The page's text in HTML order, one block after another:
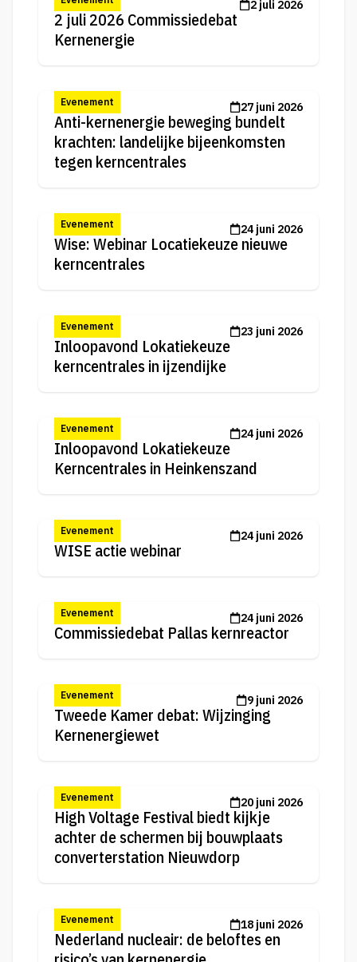
2 juli 2026
2 juli 2026 Commissiedebat
Kernenergie
Evenement 27 juni 2026
Anti-kernenergie beweging bundelt
krachten: landelijke bijeenkomsten
tegen kerncentrales
Evenement 24 juni 2026
Wise: Webinar Locatiekeuze nieuwe
kerncentrales
Evenement 23 juni 2026
Inloopavond Lokatiekeuze
kerncentrales in ijzendijke
Evenement 24 juni 2026
Inloopavond Lokatiekeuze
Kerncentrales in Heinkenszand
Evenement 24 juni 2026
WISE actie webinar
Evenement 24 juni 2026
Commissiedebat Pallas kernreactor
Evenement 9 juni 2026
Tweede Kamer debat: Wijzinging
Kernenergiewet
Evenement 20 juni 2026
High Voltage Festival biedt kijkje
achter de schermen bij bouwplaats
converterstation Nieuwdorp
Evenement 18 juni 2026
Nederland nucleair: de beloftes en